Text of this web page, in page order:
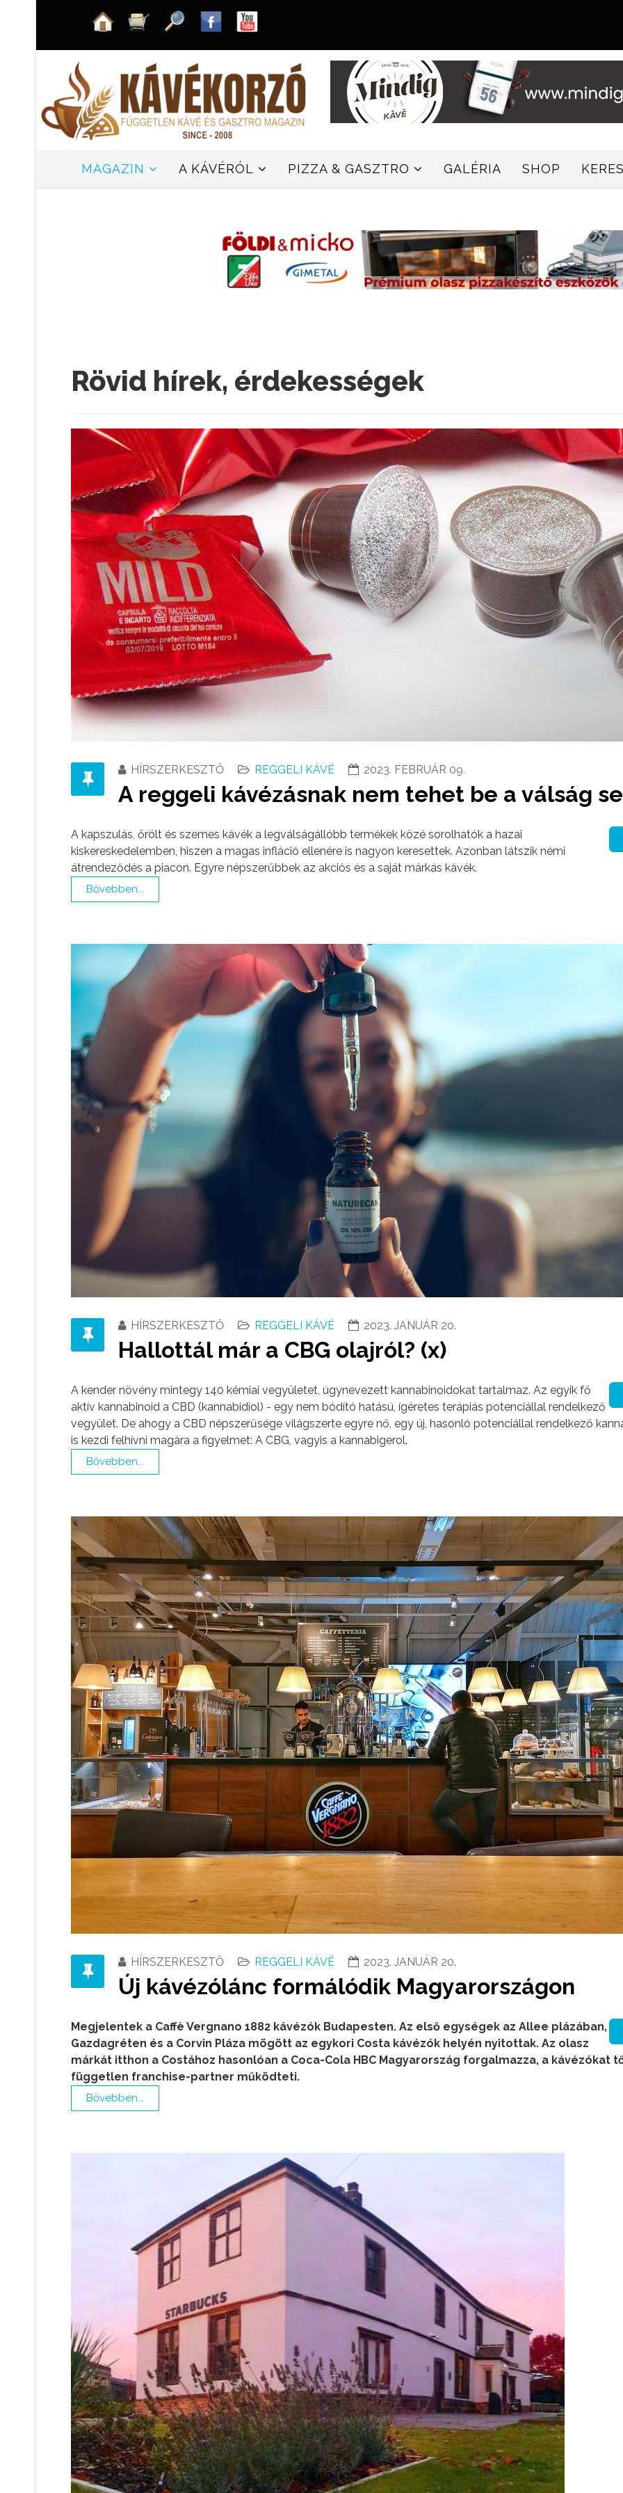
MAGAZIN A KÁVÉRÓL PIZZA & GASZTRO GALÉRIA SHOP
Rövid hírek, érdekességek
HÍRSZERKESZTŐ REGGELI KÁVÉ 2023. FEBRUÁR 09.
A reggeli kávézásnak nem tehet be a válság
A kapszulás, őrölt és szemes kávék a legválságállóbb termékek közé sorolhatók a hazai
kiskereskedelemben, hiszen a magas infláció ellenére is nagyon keresettek. Azonban látszik némi
átrendeződés a piacon. Egyre népszerűbbek az akciós és a saját márkás kávék.
Bővebben...
HÍRSZERKESZTŐ REGGELI KÁVÉ 2023. JANUÁR 20.
Hallottál már a CBG olajról? (x)
A kender növény mintegy 140 kémiai vegyületet, úgynevezett kannabinoidokat tartalmaz. Az egyik fő
aktív kannabinoid a CBD (kannabidiol) - egy nem bódító hatású, ígéretes terápiás potenciállal rendelkező
vegyület. De ahogy a CBD népszerűsége világszerte egyre nő, egy új, hasonló potenciállal rendelkező
is kezdi felhívni magára a figyelmet: A CBG, vagyis a kannabigerol.
Bővebben...
HÍRSZERKESZTŐ REGGELI KÁVÉ 2023. JANUÁR 20.
Új kávézólánc formálódik Magyarországon
Megjelentek a Caffè Vergnano 1882 kávézók Budapesten. Az első egységek az Allee plázában,
Gazdagréten és a Corvin Pláza mögött az egykori Costa kávézók helyén nyitottak. Az olasz
márkát itthon a Costához hasonlóan a Coca-Cola HBC Magyarország forgalmazza, a kávézókat
független franchise-partner működteti.
Bővebben...